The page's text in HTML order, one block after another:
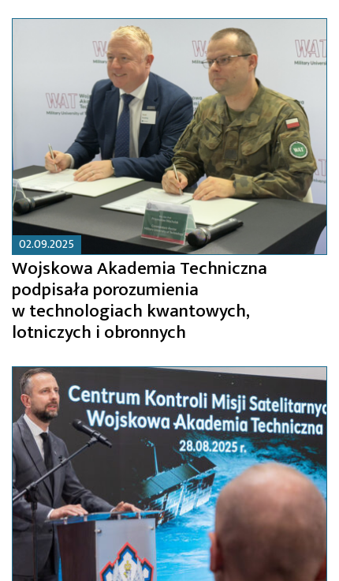
02.09.2025
Wojskowa Akademia Techniczna
podpisała porozumienia
w technologiach kwantowych,
lotniczych i obronnych